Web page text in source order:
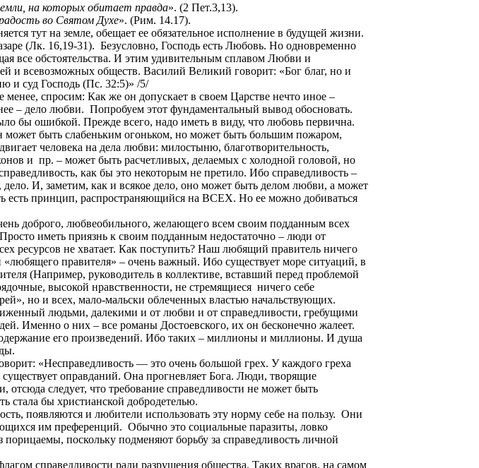
на которых обитает правда». (2 Пет.3,13).
во Святом Духе». (Рим. 14.17).
тут на земле, обещает ее обязательное исполнение в будущей жизни.
(Лк. 16,19-31). Безусловно, Господь есть Любовь. Но одновременно
все обстоятельства. И этим удивительным сплавом Любви и
и всевозможных обществ. Василий Великий говорит: «Бог благ, но и
и суд Господь (Пс. 32:5)» /5/
спросим: Как же он допускает в своем Царстве нечто иное –
– дело любви. Попробуем этот фундаментальный вывод обосновать.
бы ошибкой. Прежде всего, надо иметь в виду, что любовь первична.
быть слабеньким огоньком, но может быть большим пожаром,
человека на дела любви: милостыню, благотворительность,
и пр. – может быть расчетливых, делаемых с холодной головой, но
как бы это некоторым не претило. Ибо справедливость –
И, заметим, как и всякое дело, оно может быть делом любви, а может
есть принцип, распространяющийся на ВСЕХ. Но ее можно добиваться
доброго, любвеобильного, желающего всем своим подданным всех
иметь приязнь к своим подданным недостаточно – люди от
ресурсов не хватает. Как поступить? Наш любящий правитель ничего
правителя» – очень важный. Ибо существует море ситуаций, в
(Например, руководитель в коллективе, вставший перед проблемой
высокой нравственности, не стремящиеся ничего себе
но и всех, мало-мальски облеченных властью начальствующих.
людьми, далекими и от любви и от справедливости, гребущими
Именно о них – все романы Достоевского, их он бесконечно жалеет.
его произведений. Ибо таких – миллионы и миллионы. И душа
«Несправедливость — это очень большой грех. У каждого греха
оправданий. Она прогневляет Бога. Люди, творящие
следует, что требование справедливости не может быть
стала бы христианской добродетелью.
появляются и любители использовать эту норму себе на пользу. Они
им преференций. Обычно это социальные паразиты, ловко
поскольку подменяют борьбу за справедливость личной
справедливости ради разрушения общества. Таких врагов, на самом